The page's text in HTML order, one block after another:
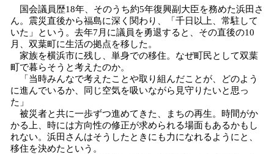
国会議員歴18年、そのうち約5年復興副大臣を務めた浜田さ
ん。震災直後から福島に深く関わり、「千日以上、常駐して
いた」という。去年7月に議員を勇退すると、その直後の10
月、双葉町に生活の拠点を移した。
家族を横浜市に残し、単身での移住。なぜ町民として双葉
町で暮らそうと考えたのか。
「当時みんなで考えたことや取り組んだことが、どのよう
に進んでいるか、同じ空気を吸いながら見守りたいと思っ
た」
被災者と共に一歩ずつ進めてきた、まちの再生。時間がか
かる上、時には方向性の修正が求められる場面もあるかもし
れない。浜田さんはそうしたときにも力になれるようにと、
移住を決めたという。